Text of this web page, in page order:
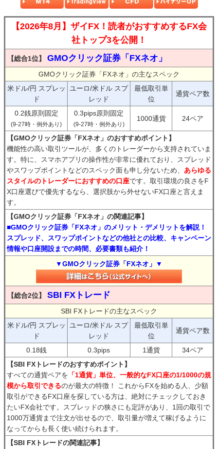
【2026年8月】ザイFX！読者がおすすめするFX会
社トップ3を公開！
【総合1位】 GMOクリック証券「FXネオ」
GMOクリック証券「FXネオ」の主なスペック
米ドル/円 スプレッ
ド
ユーロ/米ドル スプ
レッド
最低取引単
位
通貨ペア数
0.2銭原則固定
(9-27時・例外あり)
0.3pips原則固定
(9-27時・例外あり)
1000通貨 24ペア
【GMOクリック証券「FXネオ」のおすすめポイント】
機能性の高い取引ツールが、多くのトレーダーから支持されていま
す。特に、スマホアプリの操作性が非常に優れており、スプレッド
やスワップポイントなどのスペック面も申し分ないため、 あらゆる
スタイルのトレーダーにおすすめの口座です。取引環境の良さをF
X口座選びで優先するなら、選択肢から外せないFX口座と言えま
す。
【GMOクリック証券「FXネオ」の関連記事】
■GMOクリック証券「FXネオ」のメリット・デメリットを解説！
スプレッド、スワップポイントなどの他社との比較、キャンペーン
情報や口座開設までの時間、必要書類も紹介！
▼GMOクリック証券「FXネオ」▼
【総合2位】 SBI FXトレード
SBI FXトレードの主なスペック
米ドル/円 スプレッ
ド
ユーロ/米ドル スプ
レッド
最低取引単
位
通貨ペア数
0.18銭 0.3pips 1通貨
34ペア
【SBI FXトレードのおすすめポイント】
すべての通貨ペアを 「1通貨」単位、一般的なFX口座の1/1000の規
模から取引できるのが最大の特徴！ これからFXを始める人、少額
取引ができるFX口座を探している方は、絶対にチェックしておき
たいFX会社です。スプレッドの狭さにも定評があり、1回の取引で
1000万通貨まで注文が出せるので、取引量が増えて稼げるように
なってからも長く使い続けられます。
【SBI FXトレードの関連記事】